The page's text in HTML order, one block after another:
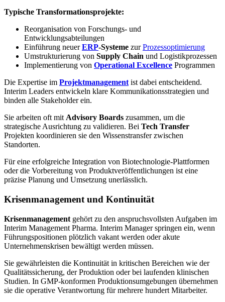
Typische Transformationsprojekte:
Reorganisation von Forschungs- und
Entwicklungsabteilungen
Einführung neuerERP-Systeme zurProzessoptimierung
Umstrukturierung von Supply Chain und Logistikprozessen
Implementierung von Operational Excellence Programmen
Die Expertise im Projektmanagement ist dabei entscheidend.
Interim Leaders entwickeln klare Kommunikationsstrategien und
binden alle Stakeholder ein.
Sie arbeiten oft mit Advisory Boards zusammen, um die
strategische Ausrichtung zu validieren. Bei Tech Transfer
Projekten koordinieren sie den Wissenstransfer zwischen
Standorten.
Für eine erfolgreiche Integration von Biotechnologie-Plattformen
oder die Vorbereitung von Produktveröffentlichungen ist eine
präzise Planung und Umsetzung unerlässlich.
Krisenmanagement und Kontinuität
Krisenmanagement gehört zu den anspruchsvollsten Aufgaben im
Interim Management Pharma. Interim Manager springen ein, wenn
Führungspositionen plötzlich vakant werden oder akute
Unternehmenskrisen bewältigt werden müssen.
Sie gewährleisten die Kontinuität in kritischen Bereichen wie der
Qualitätssicherung, der Produktion oder bei laufenden klinischen
Studien. In GMP-konformen Produktionsumgebungen übernehmen
sie die operative Verantwortung für mehrere hundert Mitarbeiter.